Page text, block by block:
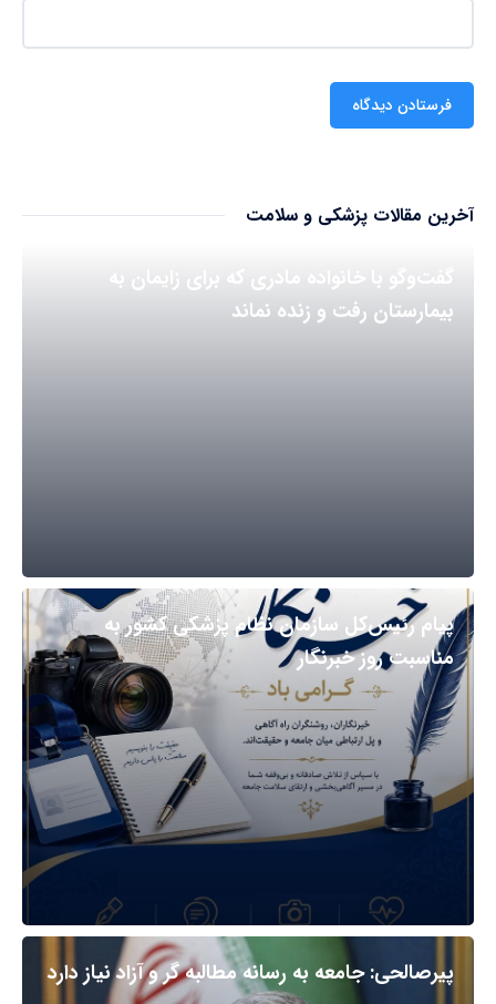
آخرین مقالات پزشکی و سلامت
گفت‌وگو با خانواده مادری که برای زایمان به
بیمارستان رفت و زنده نماند
پیام رئیس‌کل سازمان نظام پزشکی کشور به
مناسبت روز خبرنگار
پیرصالحی: جامعه به رسانه مطالبه گر و آزاد نیاز دارد